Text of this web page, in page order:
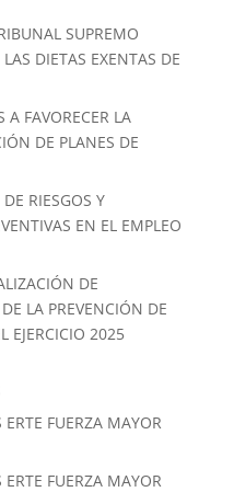
SUPREMO
DIETAS EXENTAS DE
A FAVORECER LA
DE PLANES DE
RIESGOS Y
EN EL EMPLEO
DE
LA PREVENCIÓN DE
EJERCICIO 2025
ERTE FUERZA MAYOR
ERTE FUERZA MAYOR